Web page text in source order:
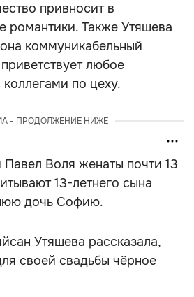
привносит в
романтики. Также Утяшева
коммуникабельный
любое
по цеху.
- ПРОДОЛЖЕНИЕ НИЖЕ
Воля женаты почти 13
13-летнего сына
дочь Софию.
Утяшева рассказала,
своей свадьбы чёрное